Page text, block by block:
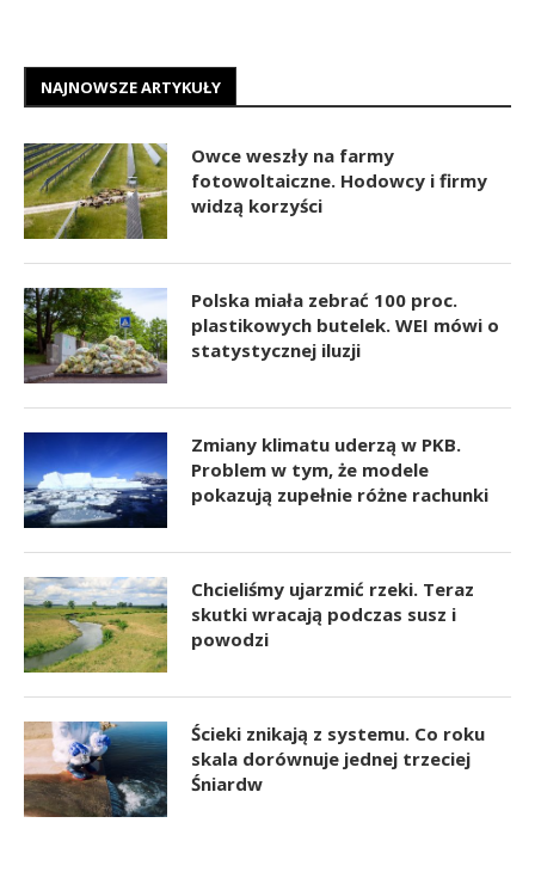
NAJNOWSZE ARTYKUŁY
Owce weszły na farmy
fotowoltaiczne. Hodowcy i firmy
widzą korzyści
Polska miała zebrać 100 proc.
plastikowych butelek. WEI mówi o
statystycznej iluzji
Zmiany klimatu uderzą w PKB.
Problem w tym, że modele
pokazują zupełnie różne rachunki
Chcieliśmy ujarzmić rzeki. Teraz
skutki wracają podczas susz i
powodzi
Ścieki znikają z systemu. Co roku
skala dorównuje jednej trzeciej
Śniardw